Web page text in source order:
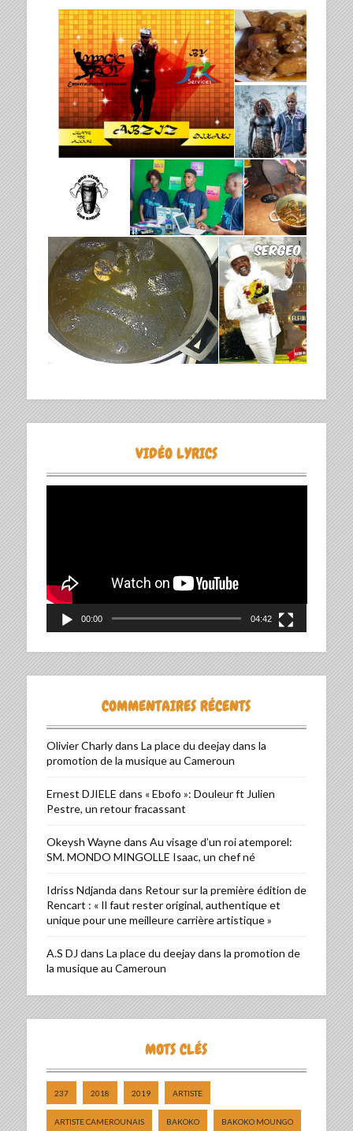
VIDÉO LYRICS
00:00 04:42
COMMENTAIRES RÉCENTS
Olivier Charlydans La place du deejay dans la
promotion de la musique au Cameroun
Ernest DJIELE dans « Ebofo »: Douleur ft Julien
Pestre, un retour fracassant
Okeysh Waynedans Au visage d’un roi atemporel:
SM. MONDO MINGOLLE Isaac, un chef né
Idriss Ndjanda dans Retour sur la première édition de
Rencart : « Il faut rester original, authentique et
unique pour une meilleure carrière artistique »
A.S DJ dans La place du deejay dans la promotion de
la musique au Cameroun
MOTS CLÉS
237 2018 2019 ARTISTE
ARTISTE CAMEROUNAIS BAKOKO BAKOKO MOUNGO